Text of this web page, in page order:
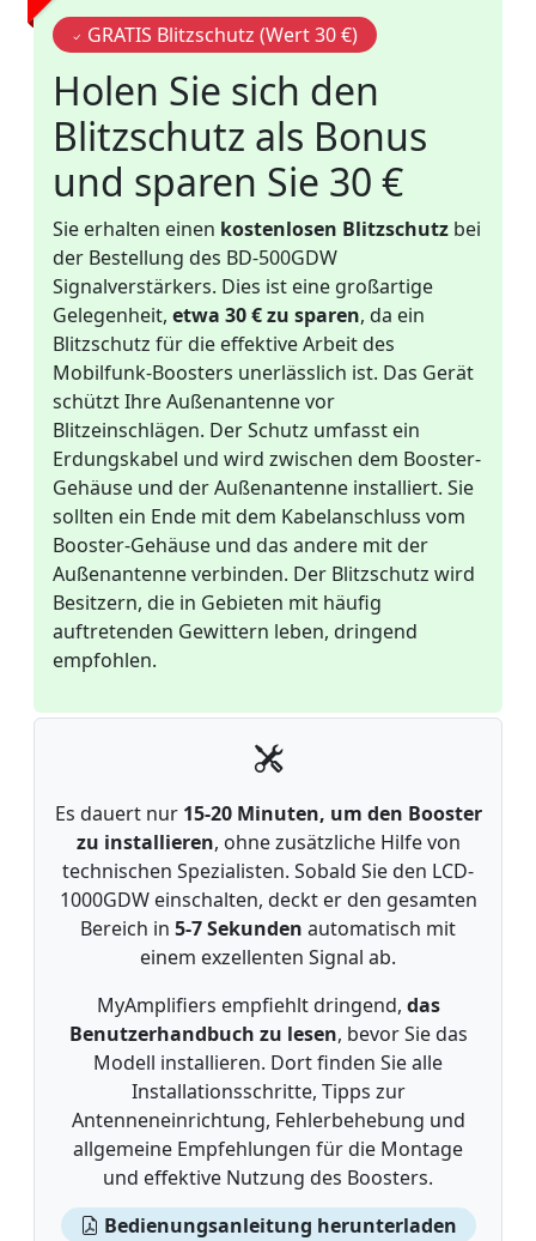
GRATIS Blitzschutz (Wert 30 €)
Holen Sie sich den
Blitzschutz als Bonus
und sparen Sie 30 €
Sie erhalten einen kostenlosen Blitzschutz bei
der Bestellung des BD-500GDW
Signalverstärkers. Dies ist eine großartige
Gelegenheit, etwa 30 € zu sparen, da ein
Blitzschutz für die effektive Arbeit des
Mobilfunk-Boosters unerlässlich ist. Das Gerät
schützt Ihre Außenantenne vor
Blitzeinschlägen. Der Schutz umfasst ein
Erdungskabel und wird zwischen dem Booster-
Gehäuse und der Außenantenne installiert. Sie
sollten ein Ende mit dem Kabelanschluss vom
Booster-Gehäuse und das andere mit der
Außenantenne verbinden. Der Blitzschutz wird
Besitzern, die in Gebieten mit häufig
auftretenden Gewittern leben, dringend
empfohlen.
Es dauert nur 15-20 Minuten, um den Booster
zu installieren, ohne zusätzliche Hilfe von
technischen Spezialisten. Sobald Sie den LCD-
1000GDW einschalten, deckt er den gesamten
Bereich in 5-7 Sekunden automatisch mit
einem exzellenten Signal ab.
MyAmplifiers empfiehlt dringend, das
Benutzerhandbuch zu lesen, bevor Sie das
Modell installieren. Dort finden Sie alle
Installationsschritte, Tipps zur
Antenneneinrichtung, Fehlerbehebung und
allgemeine Empfehlungen für die Montage
und effektive Nutzung des Boosters.
Bedienungsanleitung herunterladen